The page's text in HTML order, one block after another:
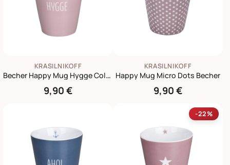
KRASILNIKOFF
Becher Happy Mug Hygge Colorful
9,90 €
KRASILNIKOFF
Happy Mug Micro Dots Becher
9,90 €
-22%